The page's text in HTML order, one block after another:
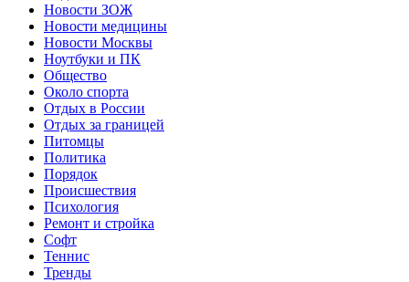
Новости ЗОЖ
Новости медицины
Новости Москвы
Ноутбуки и ПК
Общество
Около спорта
Отдых в России
Отдых за границей
Питомцы
Политика
Порядок
Происшествия
Психология
Ремонт и стройка
Софт
Теннис
Тренды